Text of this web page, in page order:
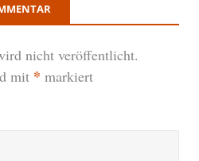
nicht veröffentlicht.
mit * markiert